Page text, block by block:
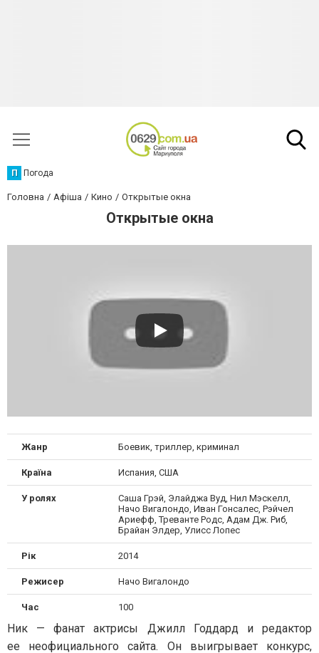
П Погода
Головна Афіша Кино Открытые окна
Открытые окна
Жанр Боевик, триллер, криминал
Країна Испания, США
У ролях
Саша Грэй, Элайджа Вуд, Нил Мэскелл,
Начо Вигалондо, Иван Гонсалес, Рэйчел
Ариефф, Треванте Родс, Адам Дж. Риб,
Брайан Элдер, Улисс Лопес
Рік 2014
Режисер Начо Вигалондо
Час 100
Ник — фанат актрисы Джилл Годдард и редактор
ее неофициального сайта. Он выигрывает конкурс,